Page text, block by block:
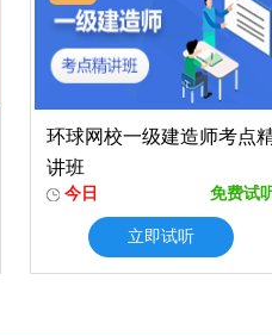
环球网校一级建造师考点
讲班
今日 免费试
立即试听